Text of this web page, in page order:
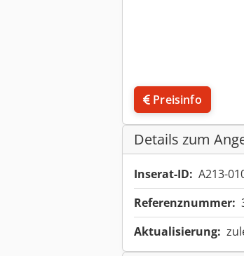
Preisinfo
Details zum
Inserat-ID: A213-
Referenznummer:
Aktualisierung: